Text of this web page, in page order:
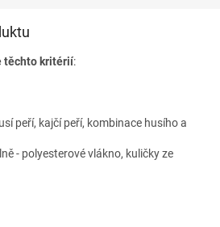
těchto kritérií:
peří, kajčí peří, kombinace husího a
- polyesterové vlákno, kuličky ze